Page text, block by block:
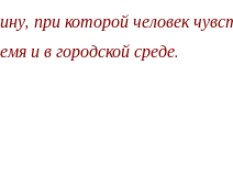
при которой человек
и в городской среде.